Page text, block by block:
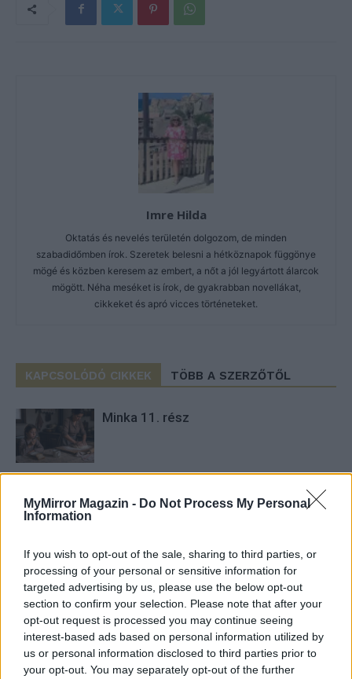
MyMirror Magazin - Do Not Process My Personal
Information
If you wish to opt-out of the sale, sharing to third parties, or
processing of your personal or sensitive information for
targeted advertising by us, please use the below opt-out
section to confirm your selection. Please note that after your
opt-out request is processed you may continue seeing
interest-based ads based on personal information utilized by
us or personal information disclosed to third parties prior to
your opt-out. You may separately opt-out of the further
Imre Hilda
Oktatás és nevelés területén dolgozom, de minden
szabadidőmben írok. Szeretek belesni a hétköznapok függönye
mögé és közben keresem az embert, a nőt a jól legyártott álarcok
mögött. Néha meséket is írok, de gyakrabban novellákat,
cikkeket és apró vicces történeteket.
KAPCSOLÓDÓ CIKKEK TÖBB A SZERZŐTŐL
Minka 11. rész
Pedig szóltam… – Miért nem hiszünk a
nőknek, amikor segítséget kérnek?
Elyna Robbs: Adéle és az örökölt
árnyak 13. rész